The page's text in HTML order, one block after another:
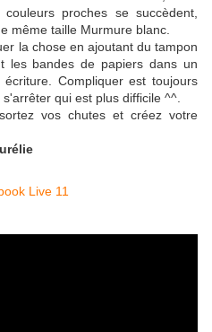
proches se succèdent,
même taille Murmure blanc.
la chose en ajoutant du tampon
les bandes de papiers dans un
Compliquer est toujours
qui est plus difficile ^^.
vos chutes et créez votre